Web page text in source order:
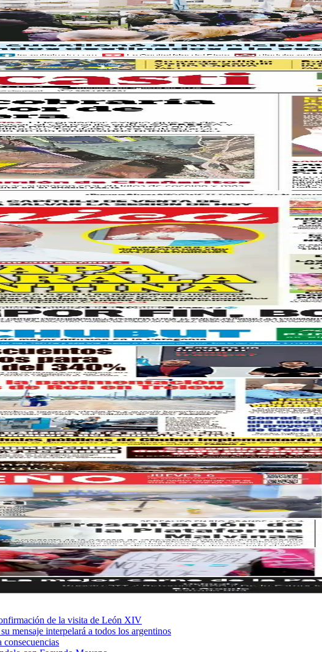
de la visita de León XIV
mensaje interpelará a todos los argentinos